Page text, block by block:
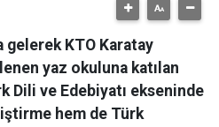
gelerek KTO Karatay
yaz okuluna katılan
Dili ve Edebiyatı ekseninde
hem de Türk